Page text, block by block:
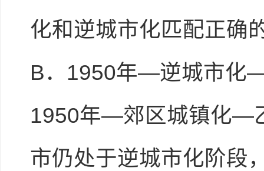
化和逆城市化匹配正
B．1950年—逆城市化
1950年—郊区城镇化—
市仍处于逆城市化阶段